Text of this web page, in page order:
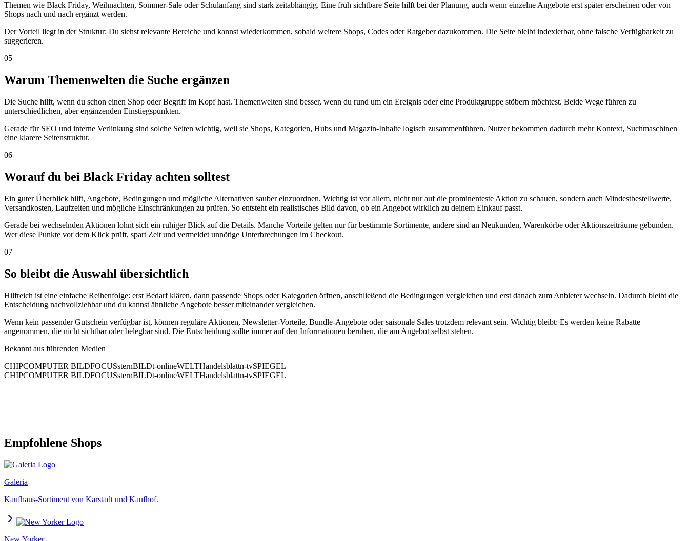
Themen wie Black Friday, Weihnachten, Sommer-Sale oder Schulanfang sind stark zeitabhängig. Eine früh sichtbare Seite hilft bei der Planung, auch wenn einzelne Angebote erst später erscheinen oder von
Shops nach und nach ergänzt werden.
Der Vorteil liegt in der Struktur: Du siehst relevante Bereiche und kannst wiederkommen, sobald weitere Shops, Codes oder Ratgeber dazukommen. Die Seite bleibt indexierbar, ohne falsche Verfügbarkeit zu
suggerieren.
05
Warum Themenwelten die Suche ergänzen
Die Suche hilft, wenn du schon einen Shop oder Begriff im Kopf hast. Themenwelten sind besser, wenn du rund um ein Ereignis oder eine Produktgruppe stöbern möchtest. Beide Wege führen zu
unterschiedlichen, aber ergänzenden Einstiegspunkten.
Gerade für SEO und interne Verlinkung sind solche Seiten wichtig, weil sie Shops, Kategorien, Hubs und Magazin-Inhalte logisch zusammenführen. Nutzer bekommen dadurch mehr Kontext, Suchmaschinen
eine klarere Seitenstruktur.
06
Worauf du bei Black Friday achten solltest
Ein guter Überblick hilft, Angebote, Bedingungen und mögliche Alternativen sauber einzuordnen. Wichtig ist vor allem, nicht nur auf die prominenteste Aktion zu schauen, sondern auch Mindestbestellwerte,
Versandkosten, Laufzeiten und mögliche Einschränkungen zu prüfen. So entsteht ein realistisches Bild davon, ob ein Angebot wirklich zu deinem Einkauf passt.
Gerade bei wechselnden Aktionen lohnt sich ein ruhiger Blick auf die Details. Manche Vorteile gelten nur für bestimmte Sortimente, andere sind an Neukunden, Warenkörbe oder Aktionszeiträume gebunden.
Wer diese Punkte vor dem Klick prüft, spart Zeit und vermeidet unnötige Unterbrechungen im Checkout.
07
So bleibt die Auswahl übersichtlich
Hilfreich ist eine einfache Reihenfolge: erst Bedarf klären, dann passende Shops oder Kategorien öffnen, anschließend die Bedingungen vergleichen und erst danach zum Anbieter wechseln. Dadurch bleibt die
Entscheidung nachvollziehbar und du kannst ähnliche Angebote besser miteinander vergleichen.
Wenn kein passender Gutschein verfügbar ist, können reguläre Aktionen, Newsletter-Vorteile, Bundle-Angebote oder saisonale Sales trotzdem relevant sein. Wichtig bleibt: Es werden keine Rabatte
angenommen, die nicht sichtbar oder belegbar sind. Die Entscheidung sollte immer auf den Informationen beruhen, die am Angebot selbst stehen.
Bekannt aus führenden Medien
CHIPCOMPUTER BILDFOCUSsternBILDt-onlineWELTHandelsblattn-tvSPIEGEL
CHIPCOMPUTER BILDFOCUSsternBILDt-onlineWELTHandelsblattn-tvSPIEGEL
Empfohlene Shops
Galeria
Kaufhaus-Sortiment von Karstadt und Kaufhof.